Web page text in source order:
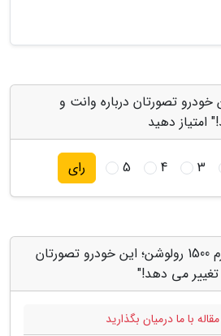
این خودرو تصورتان درباره وانت و
امتیاز دهید
3
4
5 رای
دیدگاه های مرتبط با "رم 1500 رولوشن؛ این خودرو تصورتان
تغییر می دهد!"
با ما درمیان بگذارید